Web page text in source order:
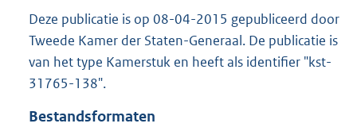
s
r
o
Deze publicatie is op 08-04-2015 gepubliceerd door
Tweede Kamer der Staten-Generaal. De publicatie is
van het type Kamerstuk en heeft als identifier "kst-
31765-138".
Bestandsformaten